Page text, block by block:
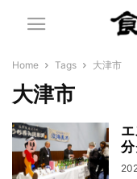
Home Tags 大津市
大津市